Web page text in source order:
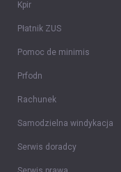
Kpir
Płatnik ZUS
Pomoc de minimis
Prfodn
Rachunek
Samodzielna windykacja
Serwis doradcy